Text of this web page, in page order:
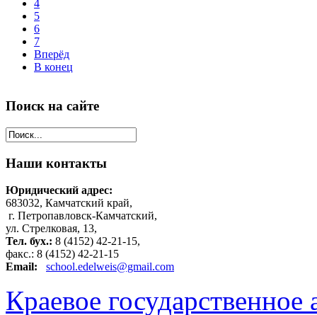
4
5
6
7
Вперёд
В конец
Поиск на сайте
Наши контакты
Юридический адрес:
683032, Камчатский край,
г. Петропавловск-Камчатский,
ул. Стрелковая, 13,
Тел. бух.: 8 (4152) 42-21-15,
факс.: 8 (4152) 42-21-15
Email:
school.edelweis@gmail.com
Краевое